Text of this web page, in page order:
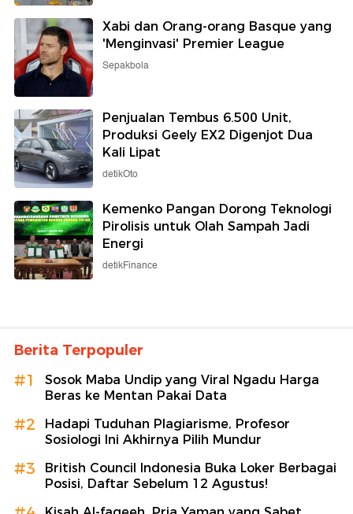
Xabi dan Orang-orang Basque yang
'Menginvasi' Premier League
Sepakbola
Penjualan Tembus 6.500 Unit,
Produksi Geely EX2 Digenjot Dua
Kali Lipat
detikOto
Kemenko Pangan Dorong Teknologi
Pirolisis untuk Olah Sampah Jadi
Energi
detikFinance
Berita Terpopuler
#1
Sosok Maba Undip yang Viral Ngadu Harga
Beras ke Mentan Pakai Data
#2
Hadapi Tuduhan Plagiarisme, Profesor
Sosiologi Ini Akhirnya Pilih Mundur
#3
British Council Indonesia Buka Loker Berbagai
Posisi, Daftar Sebelum 12 Agustus!